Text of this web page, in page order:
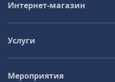
Интернет-магазин
Услуги
Мероприятия